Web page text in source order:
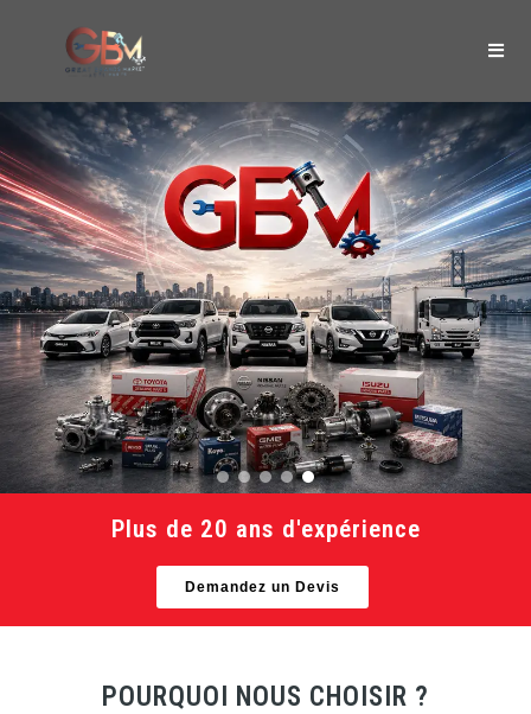
Plus de 20 ans d'expérience
Demandez un Devis
POURQUOI NOUS CHOISIR ?